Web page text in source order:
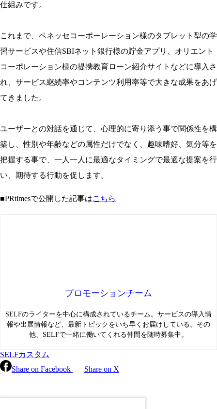
仕組みです。
これまで、ベネッセコーポーレーション様のタブレット型の学
習サービスや住信SBIネット銀行様の貯金アプリ、オリエント
コーポレーション様の提携教育ローン紹介サイトなどに導入さ
れ、サービス継続率やコンテンツ利用率等で大きな成果をあげ
てきました。
ユーザーとの対話を通じて、心理的に寄り添う事で関係性を構
築し、性別や年齢などの属性だけでなく、趣味嗜好、気分等を
把握する事で、一人一人に最適なタイミングで最適な提案を行
い、期待する行動を促します。
■PRtimesで公開した記事はこちら
プロモーションチーム
SELFのライターを中心に構成されているチーム。サービスの導入情
報や出展情報など、最新トピックをいち早くお届けしている。その
他、SELFで一緒に働いてくれる仲間を随時募集中。
SELFカスタム
Share on Facebook
Share on X